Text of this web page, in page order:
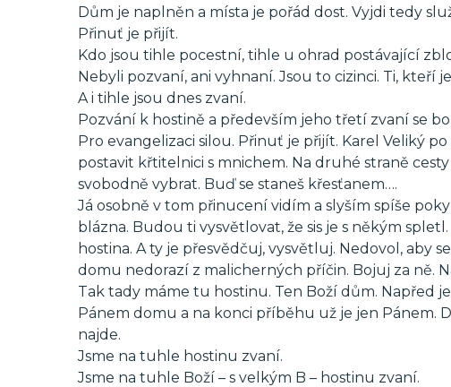
Dům je naplněn a místa je pořád dost. Vyjdi tedy
Přinuť je přijít.
Kdo jsou tihle pocestní, tihle u ohrad postávající
Nebyli pozvaní, ani vyhnaní. Jsou to cizinci. Ti, kteří
A i tihle jsou dnes zvaní.
Pozvání k hostině a především jeho třetí zvaní se
Pro evangelizaci silou. Přinuť je přijít. Karel Veliký
postavit křtitelnici s mnichem. Na druhé straně
svobodně vybrat. Buď se staneš křesťanem….
Já osobně v tom přinucení vidím a slyším spíše
blázna. Budou ti vysvětlovat, že sis je s někým
hostina. A ty je přesvědčuj, vysvětluj. Nedovol, aby
domu nedorazí z malicherných příčin. Bojuj za ně.
Tak tady máme tu hostinu. Ten Boží dům. Napřed
Pánem domu a na konci příběhu už je jen Pánem.
najde.
Jsme na tuhle hostinu zvaní.
Jsme na tuhle Boží – s velkým B – hostinu zvaní.